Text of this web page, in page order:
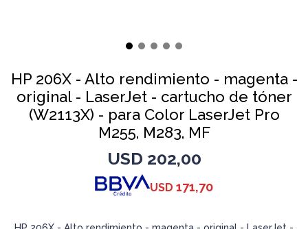
HP 206X - Alto rendimiento - magenta -
original - LaserJet - cartucho de tóner
(W2113X) - para Color LaserJet Pro
M255, M283, MF
USD 202,00
USD 171,70